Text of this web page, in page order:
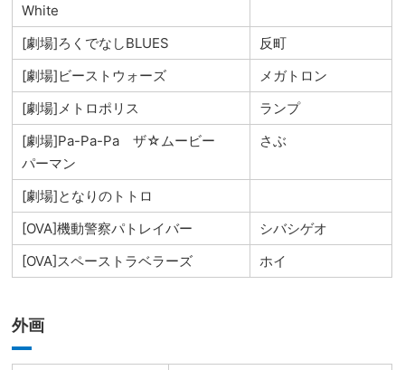
White
[劇場]ろくでなしBLUES
反町
[劇場]ビーストウォーズ
メガトロン
[劇場]メトロポリス
ランプ
[劇場]Pa-Pa-Pa ザ☆ムービー
パーマン
さぶ
[劇場]となりのトトロ
[OVA]機動警察パトレイバー
シバシゲオ
[OVA]スペーストラベラーズ
ホイ
外画